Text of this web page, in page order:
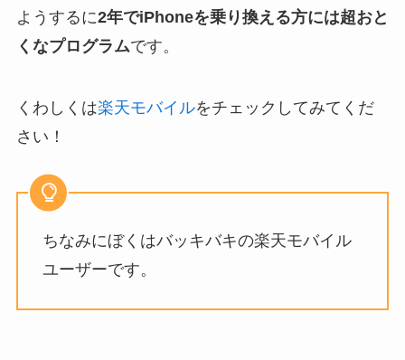
ようするに2年でiPhoneを乗り換える方には超おと
くなプログラムです。
くわしくは楽天モバイルをチェックしてみてくだ
さい！
ちなみにぼくはバッキバキの楽天モバイル
ユーザーです。